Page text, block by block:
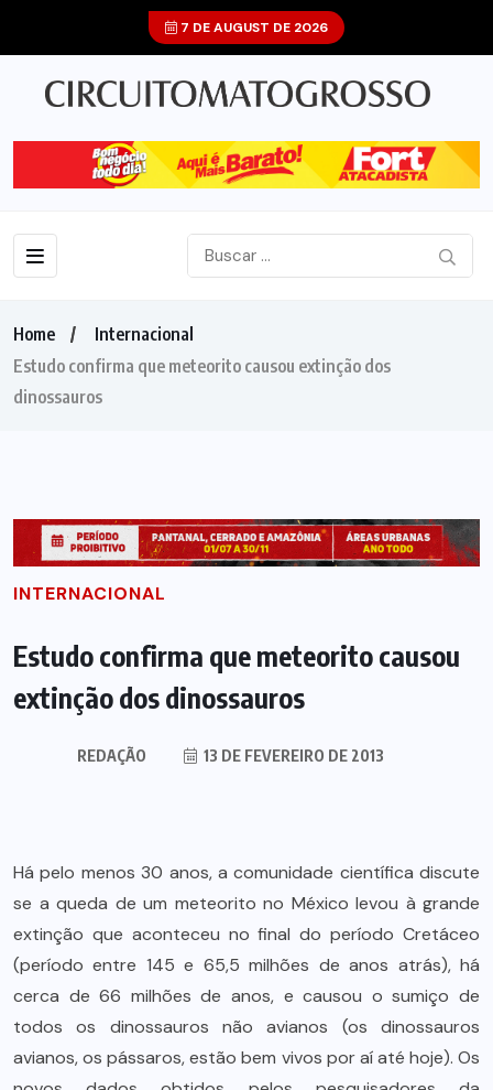
7 DE AUGUST DE 2026
Home
Internacional
Estudo confirma que meteorito causou extinção dos
dinossauros
INTERNACIONAL
Estudo confirma que meteorito causou
extinção dos dinossauros
REDAÇÃO 13 DE FEVEREIRO DE 2013
Há pelo menos 30 anos, a comunidade científica discute
se a queda de um meteorito no México levou à grande
extinção que aconteceu no final do período Cretáceo
(período entre 145 e 65,5 milhões de anos atrás), há
cerca de 66 milhões de anos, e causou o sumiço de
todos os dinossauros não avianos (os dinossauros
avianos, os pássaros, estão bem vivos por aí até hoje). Os